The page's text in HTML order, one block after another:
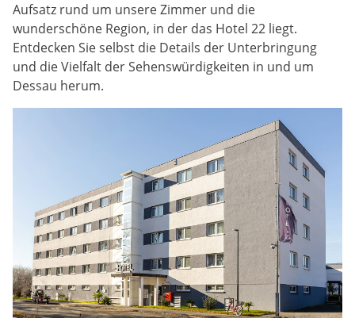
Aufsatz rund um unsere Zimmer und die
wunderschöne Region, in der das Hotel 22 liegt.
Entdecken Sie selbst die Details der Unterbringung
und die Vielfalt der Sehenswürdigkeiten in und um
Dessau herum.